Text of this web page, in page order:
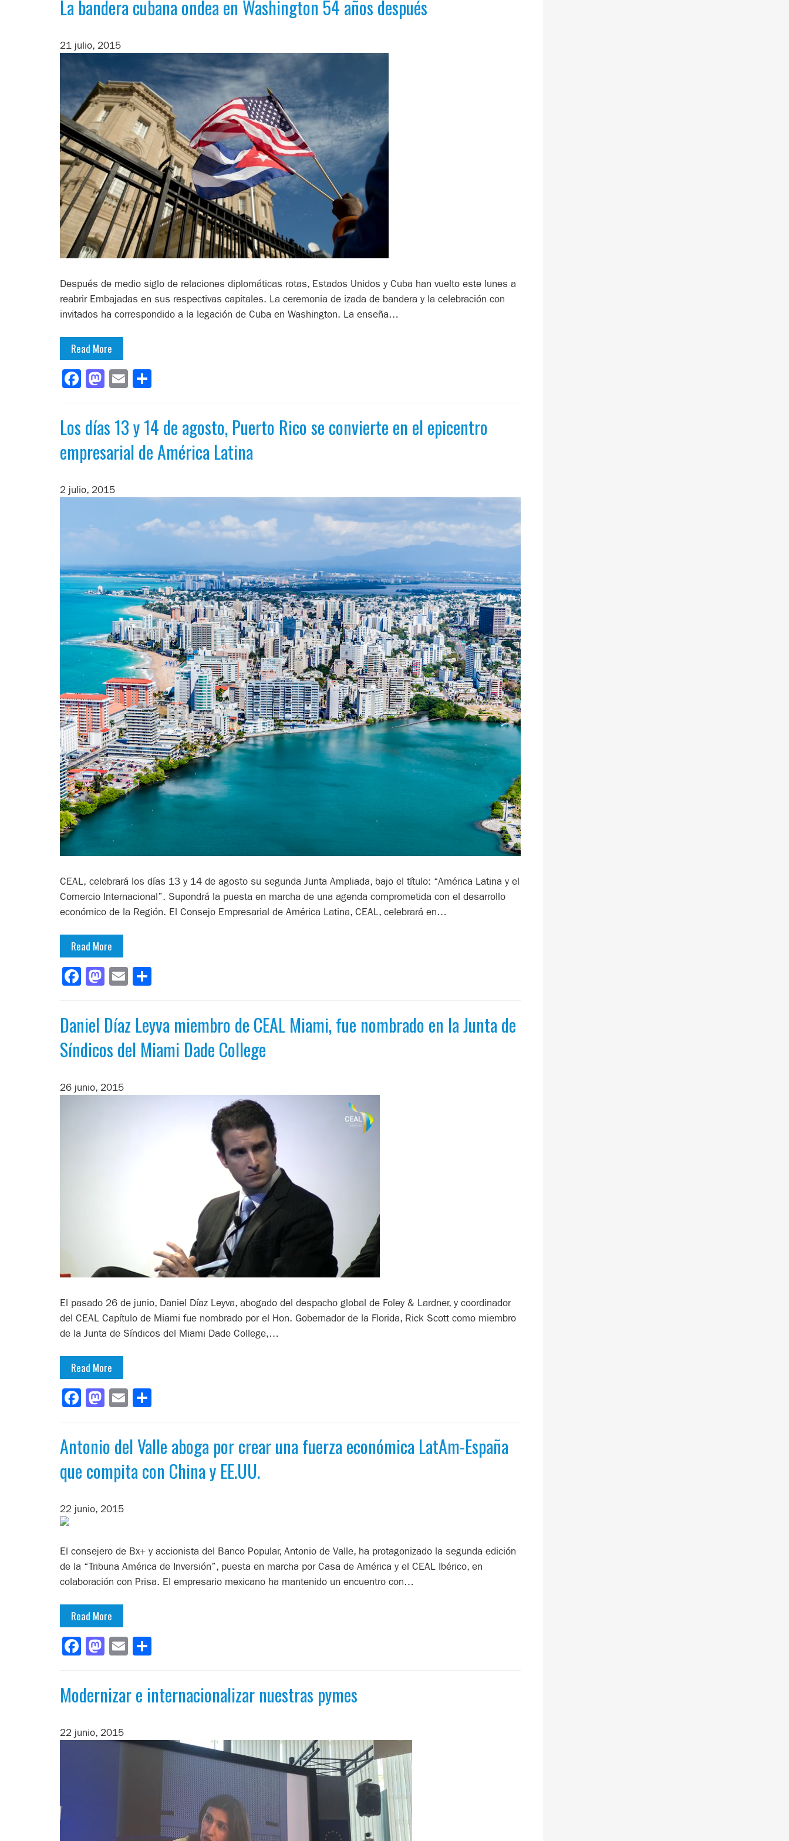
La bandera cubana ondea en Washington 54 años después
21 julio, 2015
Después de medio siglo de relaciones diplomáticas rotas, Estados Unidos y Cuba han vuelto este lunes a
reabrir Embajadas en sus respectivas capitales. La ceremonia de izada de bandera y la celebración con
invitados ha correspondido a la legación de Cuba en Washington. La enseña…
Read More
Facebook
Mastodon
Email
Los días 13 y 14 de agosto, Puerto Rico se convierte en el epicentro
empresarial de América Latina
2 julio, 2015
CEAL, celebrará los días 13 y 14 de agosto su segunda Junta Ampliada, bajo el título: “América Latina y el
Comercio Internacional”. Supondrá la puesta en marcha de una agenda comprometida con el desarrollo
económico de la Región. El Consejo Empresarial de América Latina, CEAL, celebrará en…
Read More
Facebook
Mastodon
Email
Daniel Díaz Leyva miembro de CEAL Miami, fue nombrado en la Junta de
Síndicos del Miami Dade College
26 junio, 2015
El pasado 26 de junio, Daniel Díaz Leyva, abogado del despacho global de Foley & Lardner, y coordinador
del CEAL Capítulo de Miami fue nombrado por el Hon. Gobernador de la Florida, Rick Scott como miembro
de la Junta de Síndicos del Miami Dade College,…
Read More
Facebook
Mastodon
Email
Antonio del Valle aboga por crear una fuerza económica LatAm-España
que compita con China y EE.UU.
22 junio, 2015
El consejero de Bx+ y accionista del Banco Popular, Antonio de Valle, ha protagonizado la segunda edición
de la “Tribuna América de Inversión”, puesta en marcha por Casa de América y el CEAL Ibérico, en
colaboración con Prisa. El empresario mexicano ha mantenido un encuentro con…
Read More
Facebook
Mastodon
Email
Modernizar e internacionalizar nuestras pymes
22 junio, 2015